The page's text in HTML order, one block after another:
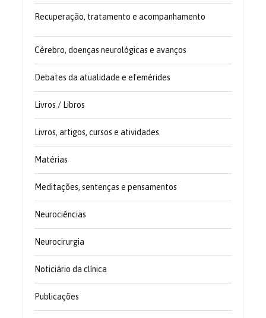
Recuperação, tratamento e acompanhamento
Cérebro, doenças neurológicas e avanços
Debates da atualidade e efemérides
Livros / Libros
Livros, artigos, cursos e atividades
Matérias
Meditações, sentenças e pensamentos
Neurociências
Neurocirurgia
Noticiário da clínica
Publicações